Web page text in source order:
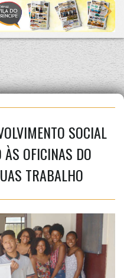
SOCIAL
OFICINAS DO
TRABALHO